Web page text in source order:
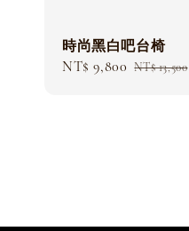
時尚黑白吧台椅
Sale
NT$ 9,800 Regular
NT$ 13,500